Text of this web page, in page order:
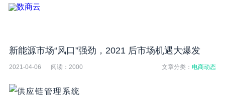
新能源市场“风口”强劲，2021 后市场机遇大爆发
2021-04-06 阅读： 2000 文章分类：电商动态